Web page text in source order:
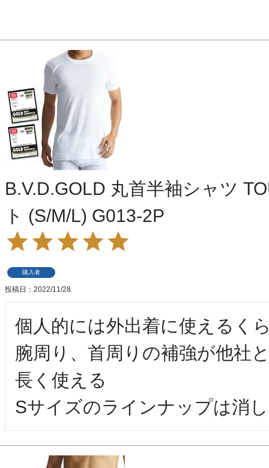
B.V.D.GOLD 丸首半袖シャツ
ト (S/M/L) G013-2P
購入者
投稿日 2022/11/28
個人的には外出着に使えるく
腕周り、首周りの補強が他社
長く使える
Sサイズのラインナップは消